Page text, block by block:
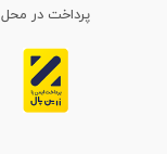
پرداخت در محل